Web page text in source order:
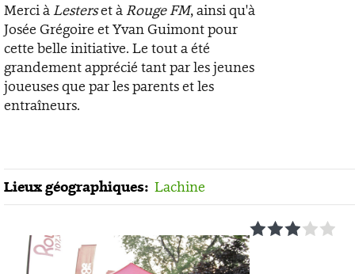
Merci àLesterset àRouge FM, ainsi qu'à
Josée Grégoire et Yvan Guimont pour
cette belle initiative. Le tout a été
grandement apprécié tant par les jeunes
joueuses que par les parents et les
entraîneurs.
Lieux géographiques: Lachine
1 2 3 4 5